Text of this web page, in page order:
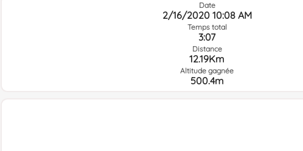
Date
2/16/2020 10:08 AM
Temps total
3:07
Distance
12.19Km
Altitude gagnée
500.4m